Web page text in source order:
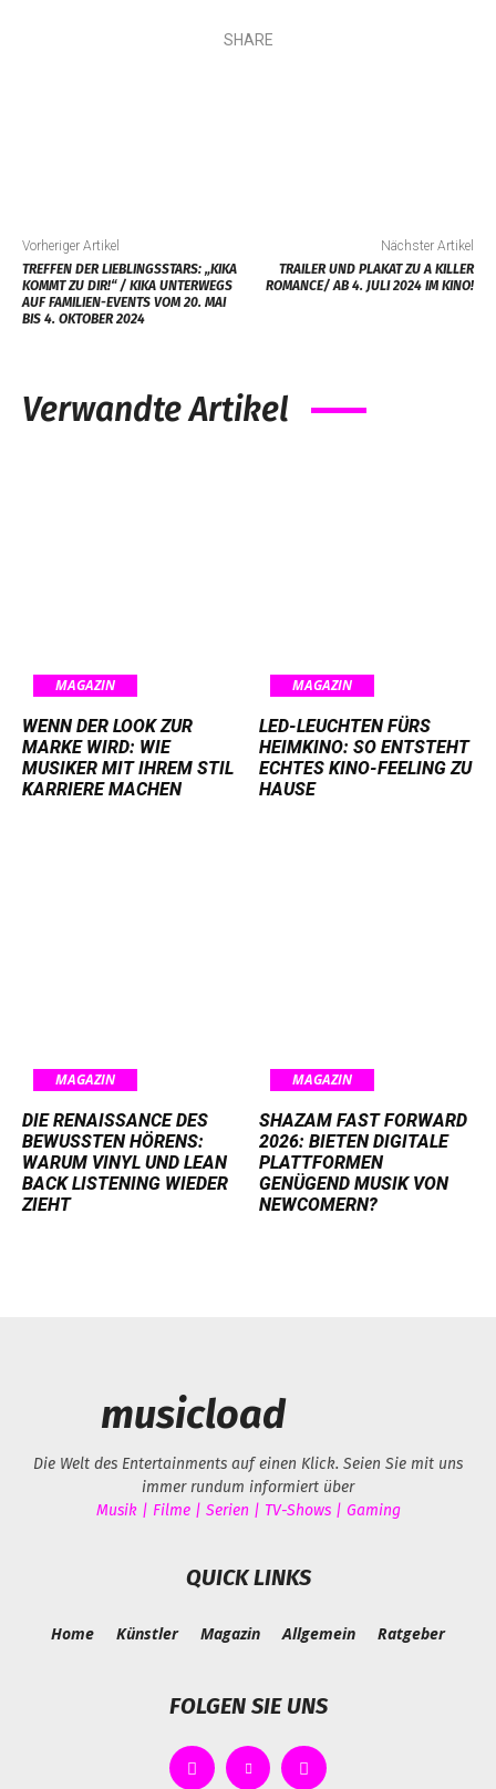
SHARE
Vorheriger Artikel
TREFFEN DER LIEBLINGSSTARS: „KIKA
KOMMT ZU DIR!“ / KIKA UNTERWEGS
AUF FAMILIEN-EVENTS VOM 20. MAI
BIS 4. OKTOBER 2024
Nächster Artikel
TRAILER UND PLAKAT ZU A KILLER
ROMANCE/ AB 4. JULI 2024 IM KINO!
Verwandte Artikel
MAGAZIN
WENN DER LOOK ZUR
MARKE WIRD: WIE
MUSIKER MIT IHREM STIL
KARRIERE MACHEN
MAGAZIN
LED-LEUCHTEN FÜRS
HEIMKINO: SO ENTSTEHT
ECHTES KINO-FEELING ZU
HAUSE
MAGAZIN
DIE RENAISSANCE DES
BEWUSSTEN HÖRENS:
WARUM VINYL UND LEAN
BACK LISTENING WIEDER
ZIEHT
MAGAZIN
SHAZAM FAST FORWARD
2026: BIETEN DIGITALE
PLATTFORMEN
GENÜGEND MUSIK VON
NEWCOMERN?
musicload
Die Welt des Entertainments auf einen Klick. Seien Sie mit uns
immer rundum informiert über
Musik | Filme | Serien | TV-Shows | Gaming
QUICK LINKS
Home Künstler Magazin Allgemein Ratgeber
FOLGEN SIE UNS